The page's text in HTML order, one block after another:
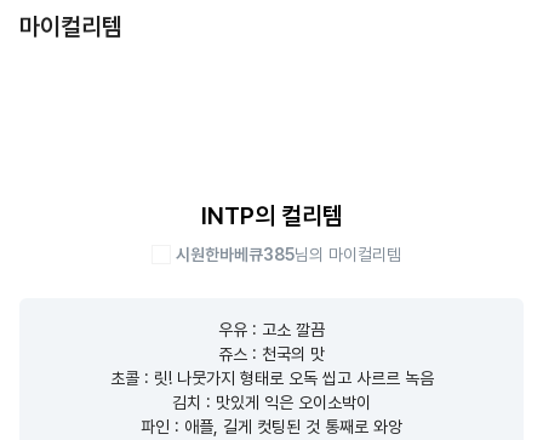
마이컬리템
INTP의 컬리템
시원한바베큐385님의 마이컬리템
우유 : 고소 깔끔
쥬스 : 천국의 맛
초콜 : 릿! 나뭇가지 형태로 오독 씹고 사르르 녹음
김치 : 맛있게 익은 오이소박이
파인 : 애플, 길게 컷팅된 것 통째로 와앙